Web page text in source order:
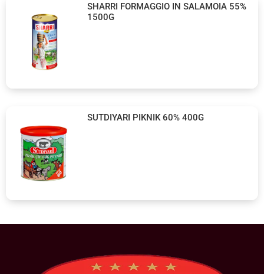
SHARRI FORMAGGIO IN SALAMOIA 55%
1500G
SUTDIYARI PIKNIK 60% 400G